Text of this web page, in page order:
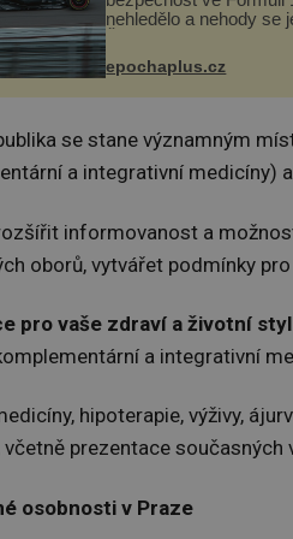
nehledělo a nehody se
kůži, často s trvalými
nebo bohužel i ztrátou
Dnes nepochopiteln...
epochaplus.cz
se stane významným
a integrativní medicíny)
informovanost a
oborů, vytvářet podmínky
pro vaše zdraví a životní styl
a integrativní
hipoterapie, výživy,
včetně prezentace současných
osobnosti v Praze